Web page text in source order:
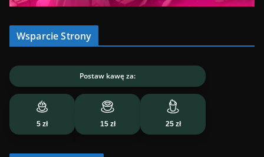
Wsparcie Strony
Postaw kawę za:
5 zł 15 zł 25 zł